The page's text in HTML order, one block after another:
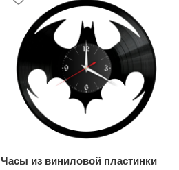
Часы из виниловой пластинки